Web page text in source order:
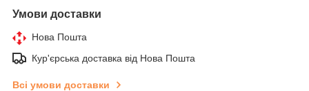
Умови доставки
Нова Пошта
Кур'єрська доставка від Нова Пошта
Всі умови доставки